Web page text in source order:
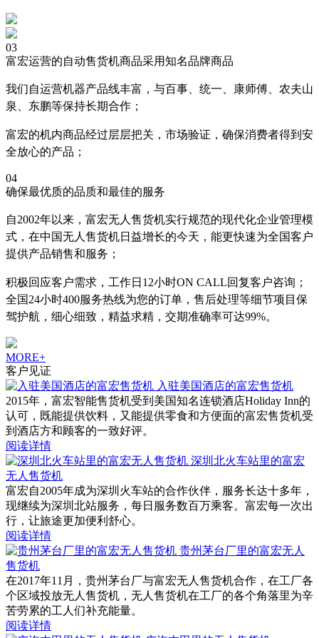
03
富宏运营的自动售货机商品采用知名品牌商品
我们自运营机器产品线丰富，与百事、统一、康师傅、农夫山
泉、东鹏等保持长期合作；
富宏的机内商品经过层层把关，市场验证，确保消费者得到安
全放心的产品；
04
确保最优质的品质和最佳的服务
自2002年以来，富宏无人售货机实行规范的现代化企业管理模
式，在中国无人售货机日益增长的今天，能更快速为全国客户
提供产品销售和服务；
积极回应客户需求，工作日12小时ON CALL回复客户咨询；
全国24小时400服务热线为您的订单，售后处理等细节项目保
驾护航，细心细致，精益求精，交期准确率可达99%。
MORE+
客户见证
入驻美国酒店的富宏售货机
2015年，富宏智能售货机受到美国知名连锁酒店Holiday Inn的
认可，既能提供饮料，又能提供零食和方便面的富宏售货机受
到酒店方和顾客的一致好评。
阅读详情
深圳北火车站里的富宏
无人售货机
富宏自2005年成为深圳火车站的合作伙伴，服务长达十多年，
现继续为深圳北站服务，每日服务数百万乘客。富宏每一次出
行，让旅途更加便利舒心。
阅读详情
贵州茅台厂里的富宏无人
售货机
在2017年11月，贵州茅台厂与富宏无人售货机合作，在工厂各
个区域投放无人售货机，无人售货机在工厂的各个角落里为辛
苦劳累的工人们补充能量。
阅读详情